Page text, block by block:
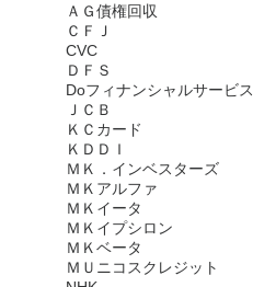
ＡＧ債権回収
ＣＦＪ
CVC
ＤＦＳ
Doフィナンシャルサービス
ＪＣＢ
ＫＣカード
ＫＤＤＩ
ＭＫ．インベスターズ
ＭＫアルファ
ＭＫイータ
ＭＫイプシロン
ＭＫベータ
ＭＵニコスクレジット